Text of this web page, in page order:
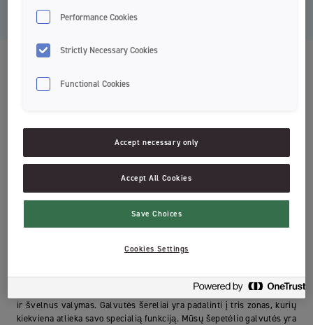
Clean Brush el. dantų šepetėlio
galvutės
Valymas
Tinka daugumai elektrinių šepetėlių
SoftClean™ - technologija
SoftClean™ technologija – tai efektyviai apnašas šalinančių šerelių ir
mažesnės šepetėlio galvutės derinys, kad būtų užtikrintas kruopštus
ir švelnus valymas. Galvutės šereliai yra padalinti į tris zonas, kurių
kiekviena atlieka savo specialią funkciją. Mūsų šepetėlio galvutės yra
Performance Cookies
Strictly Necessary Cookies
Functional Cookies
Accept necessary only
Accept All Cookies
Save Choices
Cookies Settings